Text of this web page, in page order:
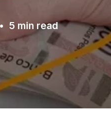
• 5 min read